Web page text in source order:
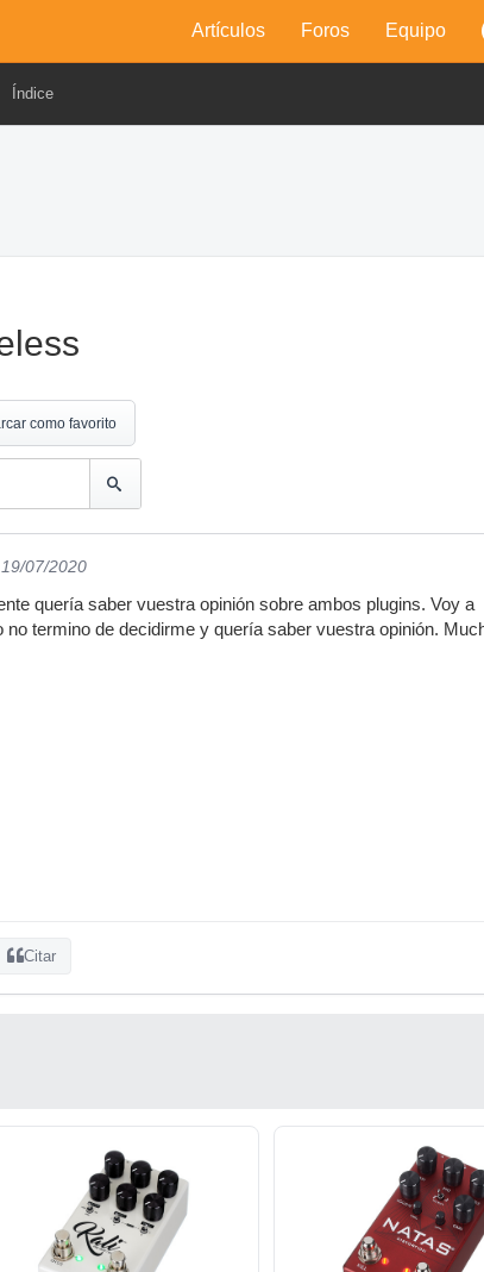
Artículos Foros Equipo
Índice
como favorito
07/2020
quería saber vuestra opinión sobre ambos plugins. Voy a
no termino de decidirme y quería saber vuestra opinión.
Citar